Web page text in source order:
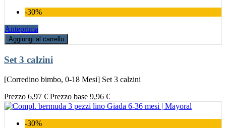
-30%
Anteprima
Aggiungi al carrello
Set 3 calzini
[Corredino bimbo, 0-18 Mesi] Set 3 calzini
Prezzo 6,97 € Prezzo base 9,96 €
-30%